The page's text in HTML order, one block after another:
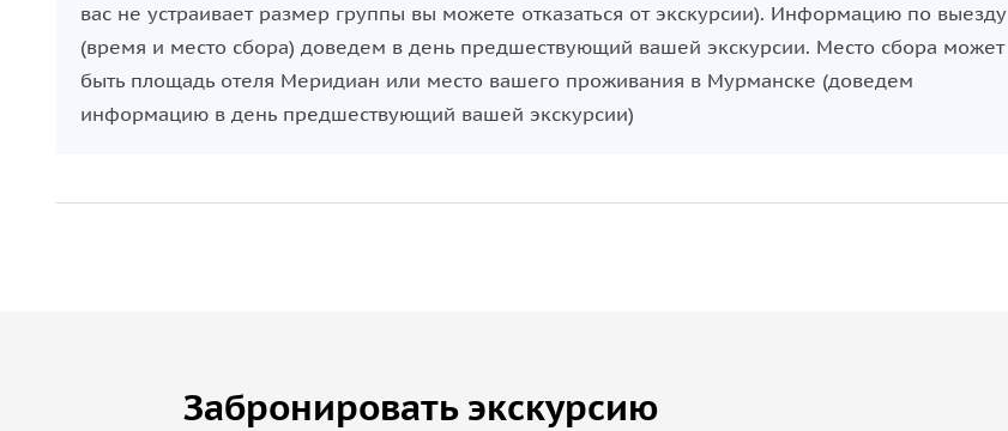
вас не устраивает размер группы вы можете отказаться от экскурсии). Информацию по выезду
(время и место сбора) доведем в день предшествующий вашей экскурсии. Место сбора может
быть площадь отеля Меридиан или место вашего проживания в Мурманске (доведем
информацию в день предшествующий вашей экскурсии)
Забронировать экскурсию